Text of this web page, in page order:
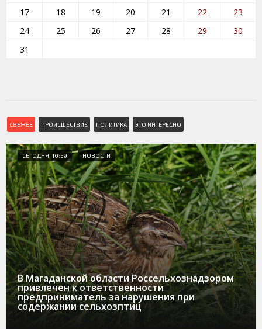
17
18 19 20 21 22
23
24
25 26 27 28 29
30
31
СВЕЖЕЕ ПРОИСШЕСТВИЕ ПОЛИТИКА ЭТО ИНТЕРЕСНО
СЕГОДНЯ, 10:59 НОВОСТИ
В Магаданской области Россельхознадзором
привлечен к ответственности
предприниматель за нарушения при
содержании сельхозптиц